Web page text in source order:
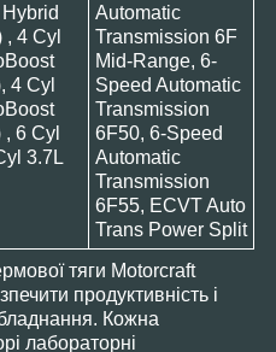
, 4 Cyl
4 Cyl
6 Cyl
3.7L
Automatic
Transmission 6F
Mid-Range, 6-
Speed Automatic
Transmission
6F50, 6-Speed
Automatic
Transmission
6F55, ECVT Auto
Trans Power Split
тяги Motorcraft
продуктивність і
Кожна
лабораторні